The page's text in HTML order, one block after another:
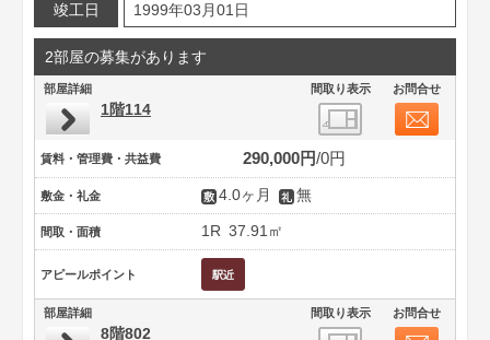
竣工日 1999年03月01日
2部屋の募集があります
部屋詳細 間取り表示 お問合せ
1階114
賃料・管理費・共益費 290,000円 0円
敷金・礼金 4.0ヶ月 無
間取・面積 1R 37.91㎡
アピールポイント
部屋詳細 間取り表示 お問合せ
8階802